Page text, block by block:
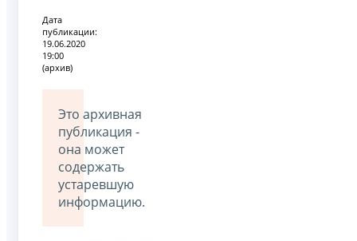
Дата
публикации:
19.06.2020
19:00
(архив)
Это архивная
публикация -
она может
содержать
устаревшую
информацию.